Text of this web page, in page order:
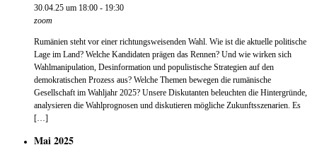
30.04.25 um 18:00 - 19:30
zoom
Rumänien steht vor einer richtungsweisenden Wahl. Wie ist die aktuelle politische
Lage im Land? Welche Kandidaten prägen das Rennen? Und wie wirken sich
Wahlmanipulation, Desinformation und populistische Strategien auf den
demokratischen Prozess aus? Welche Themen bewegen die rumänische
Gesellschaft im Wahljahr 2025? Unsere Diskutanten beleuchten die Hintergründe,
analysieren die Wahlprognosen und diskutieren mögliche Zukunftsszenarien. Es
[…]
Mai 2025